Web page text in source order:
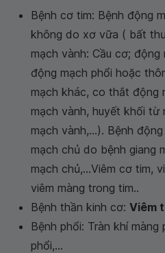
Bệnh cơ tim: Bệnh động
không do xơ vữa ( bất
mạch vành: Cầu cơ;
động mạch phổi hoặc
mạch khác, co thắt động
mạch vành, huyết khối
mạch vành,...). Bệnh
mạch chủ do bệnh giang
mạch chủ,...Viêm cơ tim,
viêm màng trong tim..
Bệnh thần kinh cơ: Viêm
Bệnh phổi: Tràn khí màng
phổi,...